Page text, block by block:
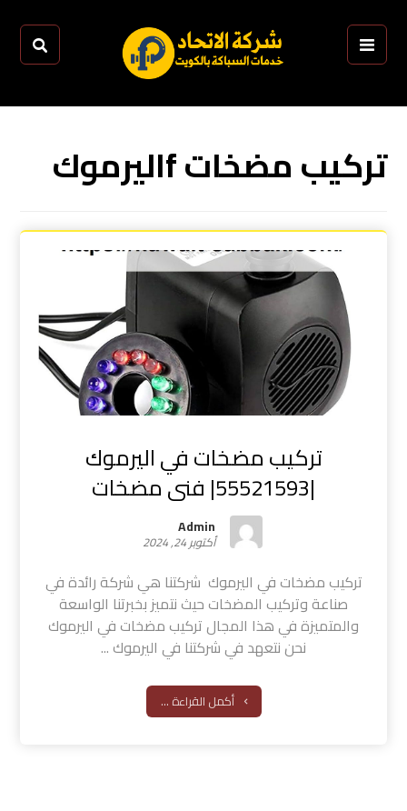
تركيب مضخات fاليرموك
تركيب مضخات في اليرموك
|55521593| فنى مضخات
Admin
أكتوبر 24, 2024
تركيب مضخات في اليرموك شركتنا هي شركة رائدة في
صناعة وتركيب المضخات حيث نتميز بخبرتنا الواسعة
والمتميزة في هذا المجال تركيب مضخات في اليرموك
نحن نتعهد في شركتنا في اليرموك ...
أكمل القراءة ...